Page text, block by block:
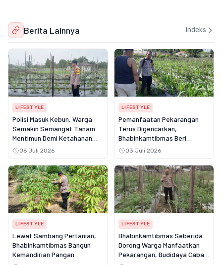
Berita Lainnya Indeks
LIFESTYLE
Polisi Masuk Kebun, Warga
Semakin Semangat Tanam
Mentimun Demi Ketahanan
Pangan
06 Juli 2026
LIFESTYLE
Pemanfaatan Pekarangan
Terus Digencarkan,
Bhabinkamtibmas Beri
Motivasi kepada Warga Desa
Seresam
03 Juli 2026
LIFESTYLE
Lewat Sambang Pertanian,
Bhabinkamtibmas Bangun
Kemandirian Pangan
LIFESTYLE
Bhabinkamtibmas Seberida
Dorong Warga Manfaatkan
Pekarangan, Budidaya Cabai